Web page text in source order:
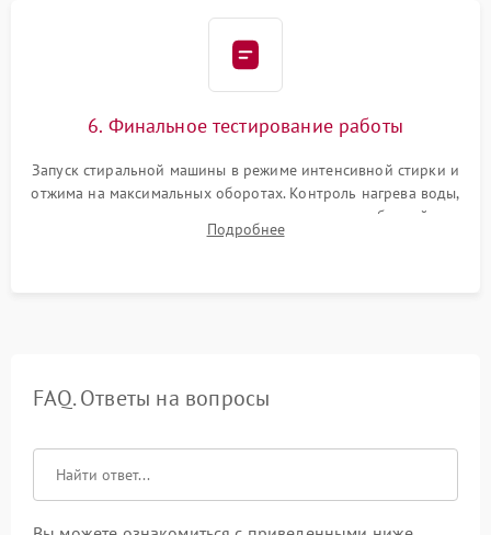
6. Финальное тестирование работы
Запуск стиральной машины в режиме интенсивной стирки и
отжима на максимальных оборотах. Контроль нагрева воды,
корректности слива, отсутствия излишних вибраций,
посторонних стуков и протечек под корпусом.
Подробнее
FAQ. Ответы на вопросы